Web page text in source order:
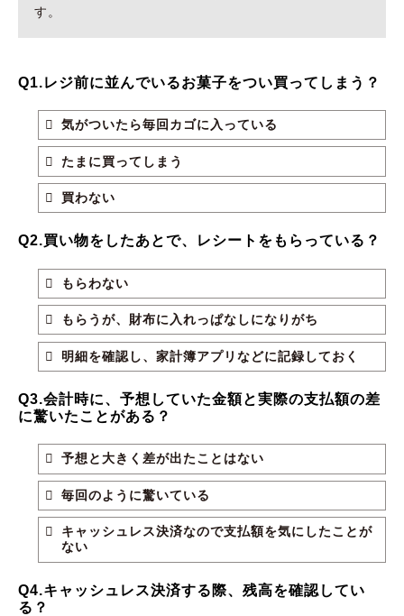
す。
Q1.レジ前に並んでいるお菓子をつい買ってしまう？
気がついたら毎回カゴに入っている
たまに買ってしまう
買わない
Q2.買い物をしたあとで、レシートをもらっている？
もらわない
もらうが、財布に入れっぱなしになりがち
明細を確認し、家計簿アプリなどに記録しておく
Q3.会計時に、予想していた金額と実際の支払額の差
に驚いたことがある？
予想と大きく差が出たことはない
毎回のように驚いている
キャッシュレス決済なので支払額を気にしたことが
ない
Q4.キャッシュレス決済する際、残高を確認してい
る？